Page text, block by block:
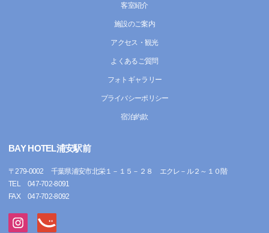
客室紹介
施設のご案内
アクセス・観光
よくあるご質問
フォトギャラリー
プライバシーポリシー
宿泊約款
BAY HOTEL浦安駅前
〒279-0002
千葉県浦安市北栄１－１５－２８ エクレ－ル２～１０階
TEL
047-702-8091
FAX
047-702-8092